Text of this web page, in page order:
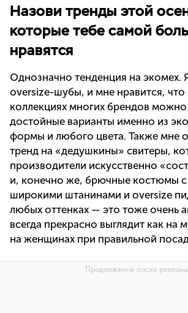
Назови тренды этой
которые тебе самой
нравятся
Однозначно тенденция на экомех.
oversize-шубы, и мне нравится, что
коллекциях многих брендов
достойные варианты именно из
формы и любого цвета. Также мне
тренд на «дедушкины» свитеры,
производители искусственно
и, конечно же, брючные костюмы
широкими штанинами и oversize
любых оттенках — это тоже очень
всегда прекрасно выглядит как на
на женщинах при правильной